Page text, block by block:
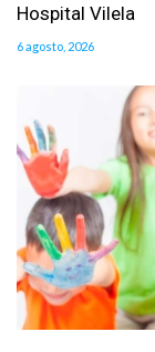
Hospital Vilela
6 agosto, 2026